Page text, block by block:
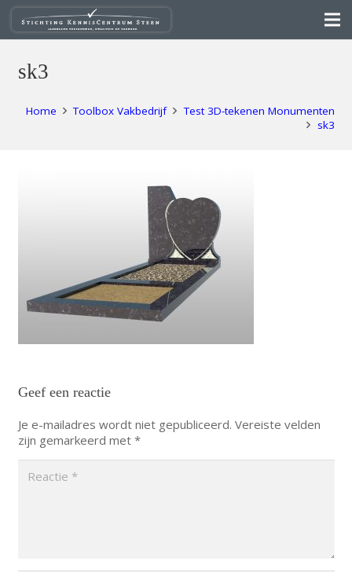
sk3
Home Toolbox Vakbedrijf
Test 3D-tekenen Monumenten
sk3
Geef een reactie
Je e-mailadres wordt niet gepubliceerd. Vereiste velden
zijn gemarkeerd met *